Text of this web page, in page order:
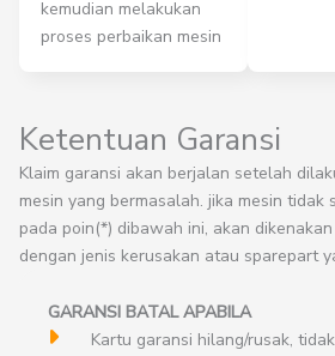
kemudian melakukan
proses perbaikan mesin
Ketentuan Garansi
Klaim garansi akan berjalan setelah
mesin yang bermasalah. jika mesin tidak
pada poin(*) dibawah ini, akan
dengan jenis kerusakan atau sparepart
GARANSI BATAL APABILA
Kartu garansi hilang/rusak,